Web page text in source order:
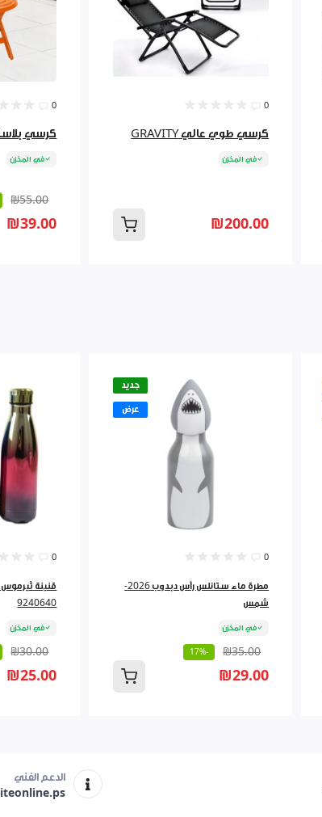
0
كرسي طوي عالي GRAVITY
في المخزن
₪200.00
0
كرسي
في المخزن
₪55.00
₪39.00
جديد
عرض
0
مطرة ماء ستانلس رأس دبدوب 2026-
شمس
في المخزن
₪35.00
-17%
₪29.00
0
9240640
في المخزن
₪30.00
₪25.00
الدعم الفني